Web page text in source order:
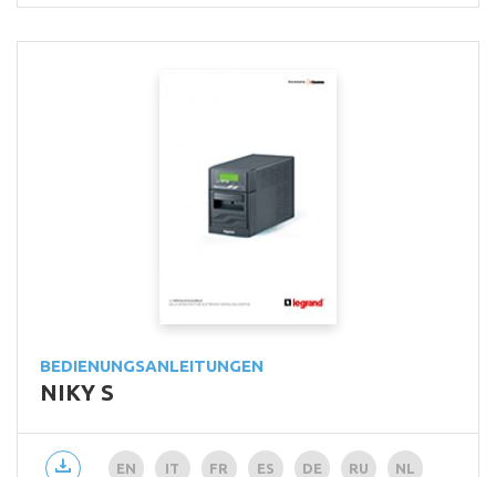
BEDIENUNGSANLEITUNGEN
NIKY S
EN IT FR ES DE RU NL